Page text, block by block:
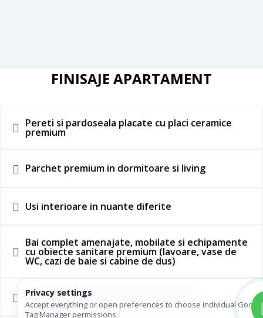
FINISAJE APARTAMENT
Pereti si pardoseala placate cu placi ceramice
premium
Parchet premium in dormitoare si living
Usi interioare in nuante diferite
Bai complet amenajate, mobilate si echipamente
cu obiecte sanitare premium (lavoare, vase de
WC, cazi de baie si cabine de dus)
Usa metalica la intrarea in apartament
Privacy settings
Accept everything or open preferences to choose individual Google
Tag Manager permissions.